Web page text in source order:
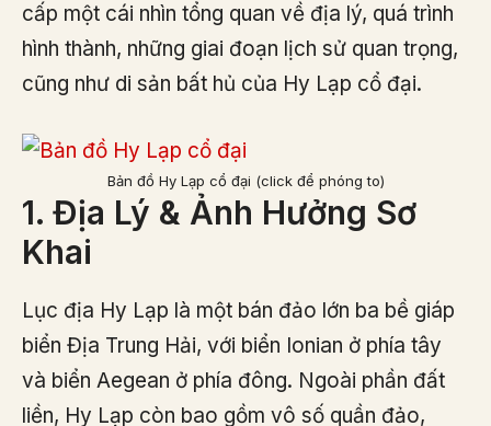
cấp một cái nhìn tổng quan về địa lý, quá trình
hình thành, những giai đoạn lịch sử quan trọng,
cũng như di sản bất hủ của Hy Lạp cổ đại.
Bản đồ Hy Lạp cổ đại (click để phóng to)
1. Địa Lý & Ảnh Hưởng Sơ
Khai
Lục địa Hy Lạp là một bán đảo lớn ba bề giáp
biển Địa Trung Hải, với biển Ionian ở phía tây
và biển Aegean ở phía đông. Ngoài phần đất
liền, Hy Lạp còn bao gồm vô số quần đảo,